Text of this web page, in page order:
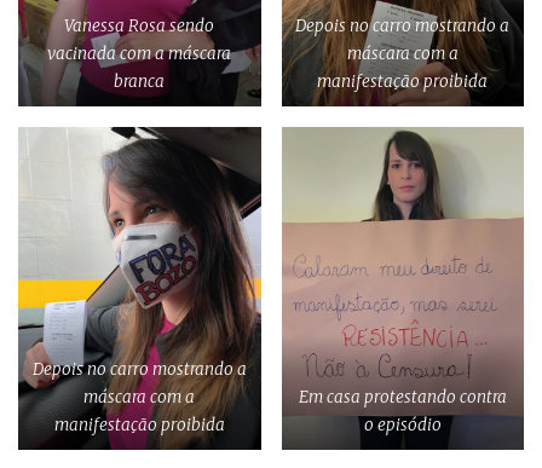
Vanessa Rosa sendo
vacinada com a máscara
branca
Depois no carro mostrando a
máscara com a
manifestação proibida
Depois no carro mostrando a
máscara com a
manifestação proibida
Em casa protestando contra
o episódio